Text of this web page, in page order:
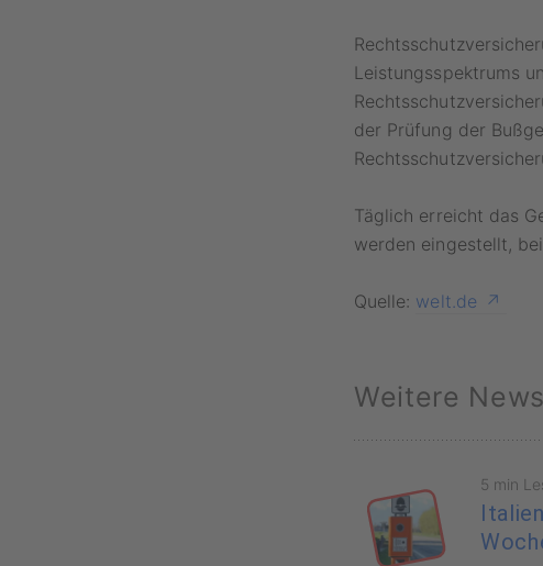
Leistungsspektrums
der Prüfung der
Täglich erreicht das
werden eingestellt,
Quelle: welt.de
Weitere
5 min